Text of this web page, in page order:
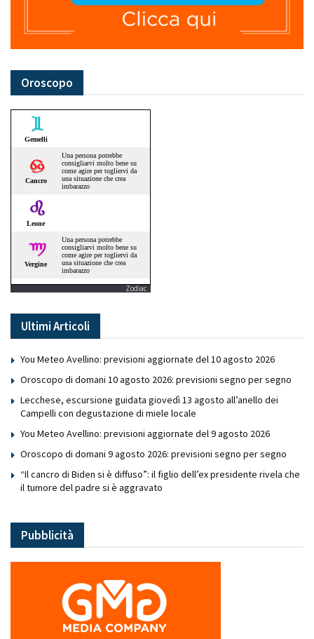
Oroscopo
Zodiac
Ultimi Articoli
You Meteo Avellino: previsioni aggiornate del 10 agosto 2026
Oroscopo di domani 10 agosto 2026: previsioni segno per segno
Lecchese, escursione guidata giovedì 13 agosto all’anello dei
Campelli con degustazione di miele locale
You Meteo Avellino: previsioni aggiornate del 9 agosto 2026
Oroscopo di domani 9 agosto 2026: previsioni segno per segno
“Il cancro di Biden si è diffuso”: il figlio dell’ex presidente rivela che
il tumore del padre si è aggravato
Pubblicità